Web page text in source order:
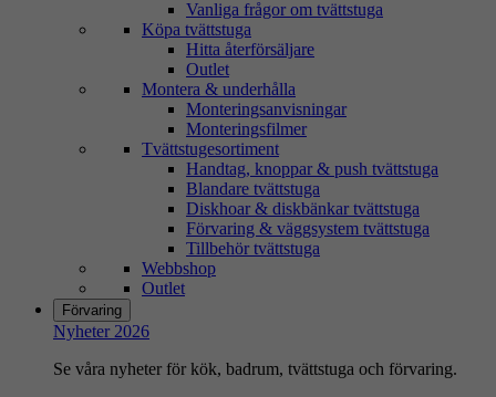
Vanliga frågor om tvättstuga
Köpa tvättstuga
Hitta återförsäljare
Outlet
Montera & underhålla
Monteringsanvisningar
Monteringsfilmer
Tvättstugesortiment
Handtag, knoppar & push tvättstuga
Blandare tvättstuga
Diskhoar & diskbänkar tvättstuga
Förvaring & väggsystem tvättstuga
Tillbehör tvättstuga
Webbshop
Outlet
Förvaring
Nyheter 2026
Se våra nyheter för kök, badrum, tvättstuga och förvaring.